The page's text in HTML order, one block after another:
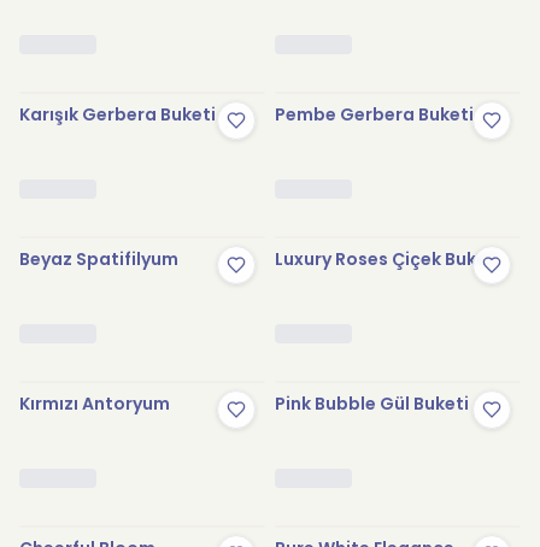
Karışık Gerbera Buketi Pembe Gerbera Buketi
Beyaz Spatifilyum Luxury Roses Çiçek Buketi
Kırmızı Antoryum Pink Bubble Gül Buketi